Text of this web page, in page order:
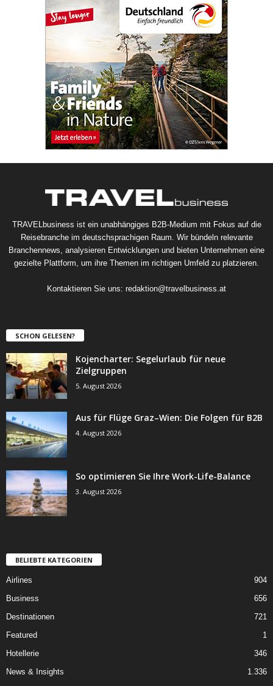
TRAVELbusiness ist ein unabhängiges B2B-Medium mit Fokus auf die
Reisebranche im deutschsprachigen Raum. Wir bündeln relevante
Branchennews, analysieren Entwicklungen und bieten Unternehmen eine
gezielte Plattform, um ihre Themen im richtigen Umfeld zu platzieren.
Kontaktieren Sie uns: redaktion@travelbusiness.at
SCHON GELESEN?
Kojencharter: Segelurlaub für neue
Zielgruppen
5. August 2026
Aus für Flüge Graz–Wien: Die Folgen für B2B
4. August 2026
So optimieren Sie Ihre Work-Life-Balance
3. August 2026
BELIEBTE KATEGORIEN
Airlines
904
Business
656
Destinationen
721
Featured
1
Hotellerie
346
News & Insights
1.336